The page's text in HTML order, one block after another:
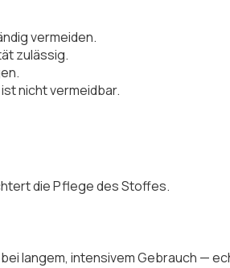
vermeiden.
zulässig.
nicht vermeidbar.
die Pflege des Stoffes.
langem, intensivem Gebrauch —